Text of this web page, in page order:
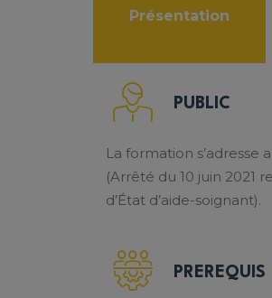
Présentation
PUBLIC
La formation s’adresse
(Arrêté du 10 juin 2021
d’État d’aide-soignant).
PREREQUIS